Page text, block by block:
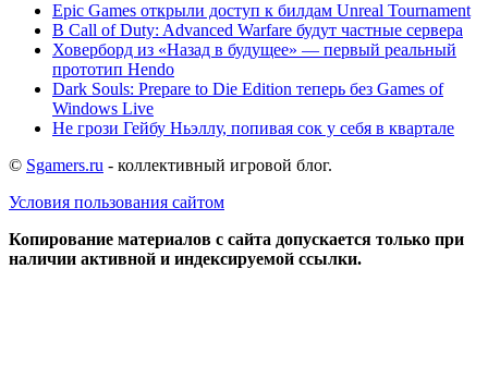
Epic Games открыли доступ к билдам Unreal Tournament
В Call of Duty: Advanced Warfare будут частные сервера
Ховерборд из «Назад в будущее» — первый реальный
прототип Hendo
Dark Souls: Prepare to Die Edition теперь без Games of
Windows Live
Не грози Гейбу Ньэллу, попивая сок у себя в квартале
© Sgamers.ru - коллективный игровой блог.
Условия пользования сайтом
Копирование материалов с сайта допускается только при
наличии активной и индексируемой ссылки.